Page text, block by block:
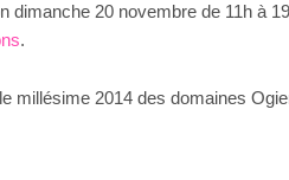
dimanche
dimanche 20 novembre de 11h à
.
millésime 2014 des domaines